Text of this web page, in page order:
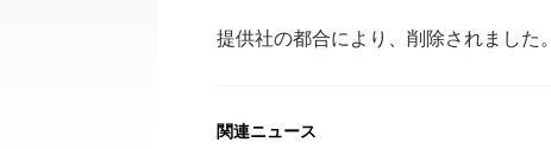
提供社の都合により、削除されました。
関連ニュース